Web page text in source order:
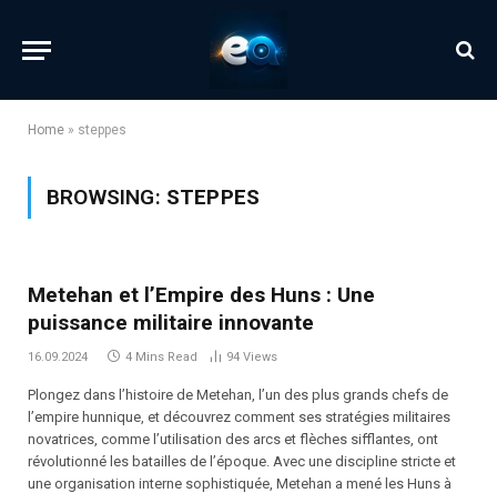
Home » steppes
BROWSING: STEPPES
Metehan et l’Empire des Huns : Une
puissance militaire innovante
16.09.2024 4 Mins Read 94 Views
Plongez dans l’histoire de Metehan, l’un des plus grands chefs de
l’empire hunnique, et découvrez comment ses stratégies militaires
novatrices, comme l’utilisation des arcs et flèches sifflantes, ont
révolutionné les batailles de l’époque. Avec une discipline stricte et
une organisation interne sophistiquée, Metehan a mené les Huns à